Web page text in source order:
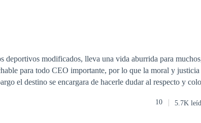
deportivos modificados, lleva una vida aburrida para
para todo CEO importante, por lo que la moral y justicia
el destino se encargara de hacerle dudar al respecto y
independiente que pertenece a la
, que tras un
10 5.7K